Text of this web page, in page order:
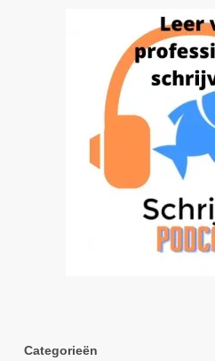
Categorieën